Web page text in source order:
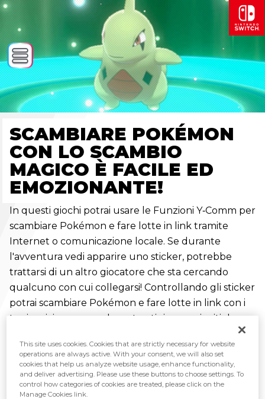
SCAMBIARE POKÉMON
CON LO SCAMBIO
MAGICO È FACILE ED
EMOZIONANTE!
In questi giochi potrai usare le Funzioni Y‑Comm per
scambiare Pokémon e fare lotte in link tramite
Internet o comunicazione locale. Se durante
l'avventura vedi apparire uno sticker, potrebbe
trattarsi di un altro giocatore che sta cercando
qualcuno con cui collegarsi! Controllando gli sticker
potrai scambiare Pokémon e fare lotte in link con i
tuoi amici, ma non solo: potresti ricevere inviti da
This site uses cookies. Cookies that are strictly necessary for website
operations are always active. With your consent, we will also set
cookies that help us analyze website usage, enhance functionality,
and deliver advertising. Please use these buttons to choose settings. To
control how categories of cookies are treated, please click on the
Manage Cookies link.